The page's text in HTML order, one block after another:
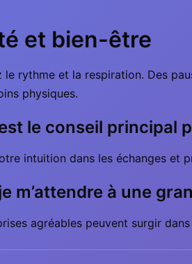
et bien-être
le rythme et la respiration. Des
physiques.
le conseil principal
intuition dans les échanges et
m’attendre à une
agréables peuvent surgir